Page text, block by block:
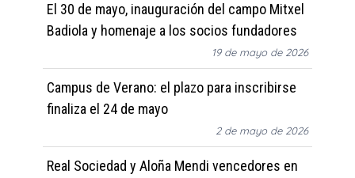
El 30 de mayo, inauguración del campo Mitxel
Badiola y homenaje a los socios fundadores
19 de mayo de 2026
Campus de Verano: el plazo para inscribirse
finaliza el 24 de mayo
2 de mayo de 2026
Real Sociedad y Aloña Mendi vencedores en